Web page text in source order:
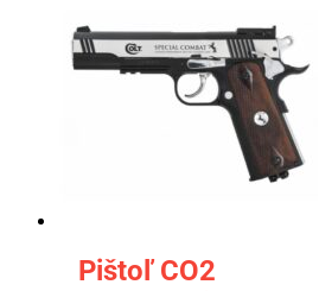
Pištoľ CO2